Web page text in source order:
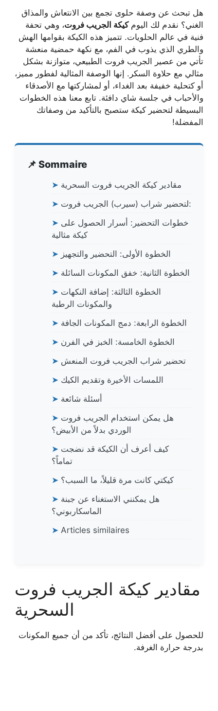
هل تبحث عن وصفة حلوى تجمع بين الانتعاش والمذاق
الغني؟ نقدم لك اليومكيكة الجريب فروت، وهي تحفة
فنية في عالم الحلويات. تتميز هذه الكيكة بقوامها الهش
والطري الذي يذوب في الفم، مع نكهة حمضية منعشة
تأتي من عصير الجريب فروت الطبيعي، متوازنة بشكل
مثالي مع حلاوة السكر. إنها الوصفة المثالية لفطور مميز،
أو كتحلية خفيفة بعد الغداء، أو لمشاركتها مع الأصدقاء
والأحباب في جلسة شاي دافئة. تابع معنا هذه الخطوات
البسيطة لتحضير كيكة ستصبح بالتأكيد من وصفاتك
المفضلة!
📌 Sommaire
➤ مقادير كيكة الجريب فروت السحرية
➤
لتحضير شراب (سيرب) الجريب فروت:
➤ خطوات التحضير: أسرار الحصول على
كيكة مثالية
➤ الخطوة الأولى: التحضير والتجهيز
➤ الخطوة الثانية: خفق المكونات السائلة
➤ الخطوة الثالثة: إضافة النكهات
والمكونات الرطبة
➤ الخطوة الرابعة: دمج المكونات الجافة
➤ الخطوة الخامسة: الخبز في الفرن
➤ تحضير شراب الجريب فروت المنعش
➤ اللمسات الأخيرة وتقديم الكيك
➤ أسئلة شائعة
➤ هل يمكن استخدام الجريب فروت
الوردي بدلاً من الأبيض؟
➤ كيف أعرف أن الكيكة قد نضجت
تماماً؟
➤ كيكتي كانت مرة قليلاً، ما السبب؟
➤ هل يمكنني الاستغناء عن جبنة
الماسكاربوني؟
➤ Articles similaires
مقادير كيكة الجريب فروت
السحرية
للحصول على أفضل النتائج، تأكد من أن جميع المكونات
بدرجة حرارة الغرفة.